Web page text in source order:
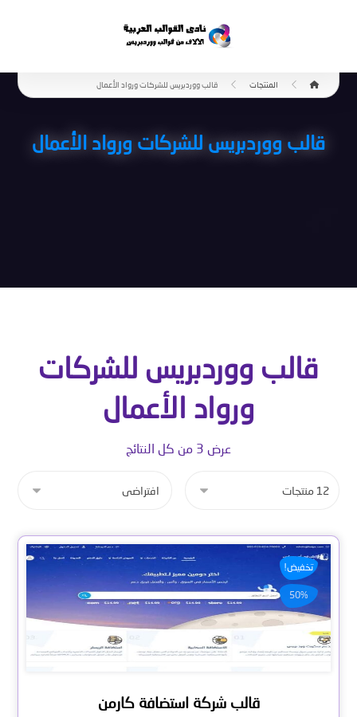
المنتجات قالب ووردبريس للشركات ورواد الأعمال
قالب ووردبريس للشركات ورواد الأعمال
قالب ووردبريس للشركات
ورواد الأعمال
عرض ⁦3⁩ من كل النتائج
تخفيض!
50%
قالب شركة استضافة كارمن